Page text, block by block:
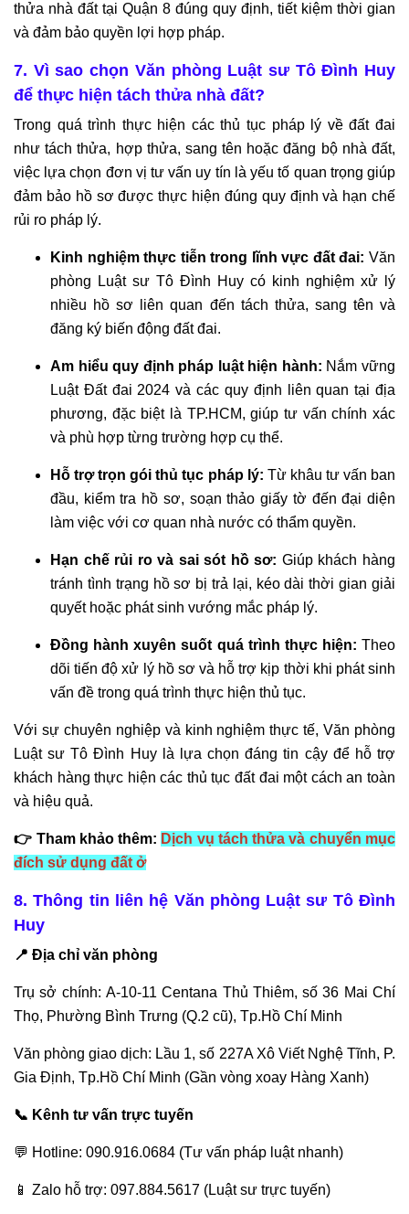
thửa nhà đất tại Quận 8 đúng quy định, tiết kiệm thời gian
và đảm bảo quyền lợi hợp pháp.
7. Vì sao chọn Văn phòng Luật sư Tô Đình Huy
để thực hiện tách thửa nhà đất?
Trong quá trình thực hiện các thủ tục pháp lý về đất đai
như tách thửa, hợp thửa, sang tên hoặc đăng bộ nhà đất,
việc lựa chọn đơn vị tư vấn uy tín là yếu tố quan trọng giúp
đảm bảo hồ sơ được thực hiện đúng quy định và hạn chế
rủi ro pháp lý.
Kinh nghiệm thực tiễn trong lĩnh vực đất đai: Văn
phòng Luật sư Tô Đình Huy có kinh nghiệm xử lý
nhiều hồ sơ liên quan đến tách thửa, sang tên và
đăng ký biến động đất đai.
Am hiểu quy định pháp luật hiện hành: Nắm vững
Luật Đất đai 2024 và các quy định liên quan tại địa
phương, đặc biệt là TP.HCM, giúp tư vấn chính xác
và phù hợp từng trường hợp cụ thể.
Hỗ trợ trọn gói thủ tục pháp lý: Từ khâu tư vấn ban
đầu, kiểm tra hồ sơ, soạn thảo giấy tờ đến đại diện
làm việc với cơ quan nhà nước có thẩm quyền.
Hạn chế rủi ro và sai sót hồ sơ: Giúp khách hàng
tránh tình trạng hồ sơ bị trả lại, kéo dài thời gian giải
quyết hoặc phát sinh vướng mắc pháp lý.
Đồng hành xuyên suốt quá trình thực hiện: Theo
dõi tiến độ xử lý hồ sơ và hỗ trợ kịp thời khi phát sinh
vấn đề trong quá trình thực hiện thủ tục.
Với sự chuyên nghiệp và kinh nghiệm thực tế, Văn phòng
Luật sư Tô Đình Huy là lựa chọn đáng tin cậy để hỗ trợ
khách hàng thực hiện các thủ tục đất đai một cách an toàn
và hiệu quả.
👉 Tham khảo thêm: Dịch vụ tách thửa và chuyển mục
đích sử dụng đất ở
8. Thông tin liên hệ Văn phòng Luật sư Tô Đình
Huy
📍 Địa chỉ văn phòng
Trụ sở chính: A-10-11 Centana Thủ Thiêm, số 36 Mai Chí
Thọ, Phường Bình Trưng (Q.2 cũ), Tp.Hồ Chí Minh
Văn phòng giao dịch: Lầu 1, số 227A Xô Viết Nghệ Tĩnh, P.
Gia Định, Tp.Hồ Chí Minh (Gần vòng xoay Hàng Xanh)
📞 Kênh tư vấn trực tuyến
💬 Hotline: 090.916.0684 (Tư vấn pháp luật nhanh)
📱 Zalo hỗ trợ: 097.884.5617 (Luật sư trực tuyến)